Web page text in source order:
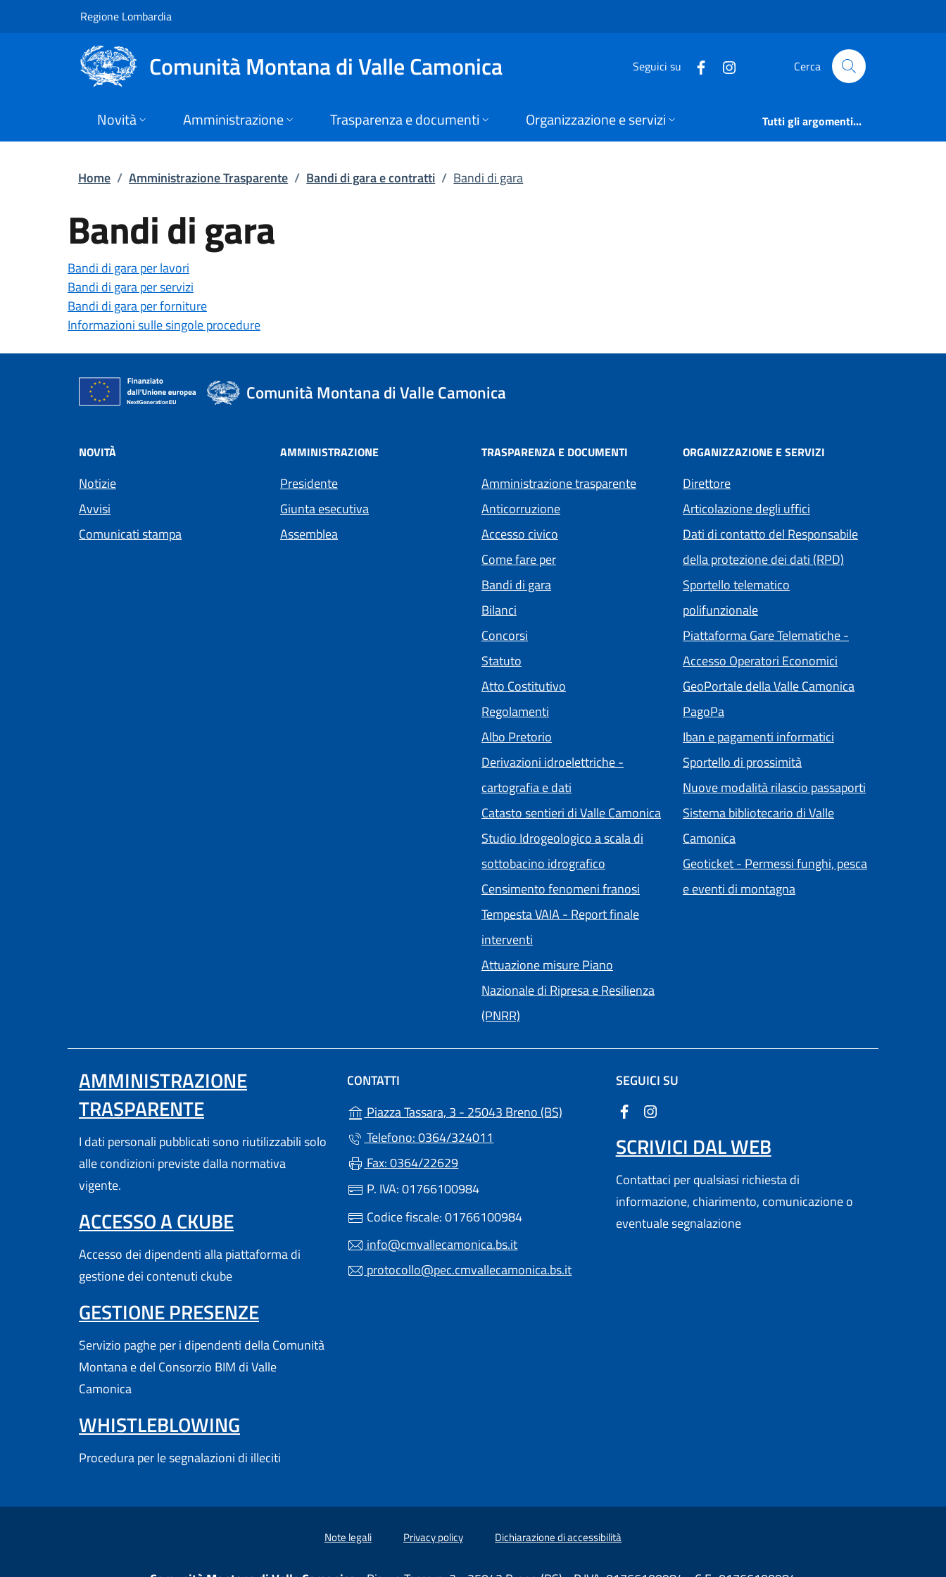
Vai al contenuto principale
Bandi di gara | Bandi di gara e contratti | Amministrazione
Regione Lombardia(apre in un'altra scheda).
Comunità Montana di Valle Camonica Seguici su Cerca
Novità Amministrazione Trasparenza e documenti Organizzazione e servizi Tutti gli argomenti...
Home / Amministrazione Trasparente / Bandi di gara e contratti / Bandi di gara
Bandi di gara
Bandi di gara per lavori
Bandi di gara per servizi
Bandi di gara per forniture
Informazioni sulle singole procedure
Comunità Montana di Valle Camonica
NOVITÀ
Notizie
Avvisi
Comunicati stampa
AMMINISTRAZIONE
Presidente
Giunta esecutiva
Assemblea
TRASPARENZA E DOCUMENTI
Amministrazione trasparente
Anticorruzione
Accesso civico
Come fare per
Bandi di gara
Bilanci
Concorsi
Statuto
Atto Costitutivo (apre in un'altra scheda).
Regolamenti
Albo Pretorio
Derivazioni idroelettriche -
cartografia e dati
Catasto sentieri di Valle Camonica
Studio Idrogeologico a scala di
sottobacino idrografico
Censimento fenomeni franosi
Tempesta VAIA - Report finale
interventi
Attuazione misure Piano
Nazionale di Ripresa e Resilienza
(PNRR)
ORGANIZZAZIONE E SERVIZI
Direttore
Articolazione degli uffici
Dati di contatto del Responsabile
della protezione dei dati (RPD)
Sportello telematico
polifunzionale
Piattaforma Gare Telematiche -
Accesso Operatori Economici
GeoPortale della Valle Camonica
PagoPa
Iban e pagamenti informatici
Sportello di prossimità
Nuove modalità rilascio passaporti
Sistema bibliotecario di Valle
Camonica
Geoticket - Permessi funghi, pesca
e eventi di montagna
AMMINISTRAZIONE
TRASPARENTE
I dati personali pubblicati sono riutilizzabili solo
alle condizioni previste dalla normativa
vigente.
ACCESSO A CKUBE(APRE IN UN'ALTRA SCHEDA).
Accesso dei dipendenti alla piattaforma di
gestione dei contenuti ckube
GESTIONE PRESENZE(APRE IN UN'ALTRA SCHEDA).
Servizio paghe per i dipendenti della Comunità
Montana e del Consorzio BIM di Valle
Camonica
WHISTLEBLOWING
Procedura per le segnalazioni di illeciti
CONTATTI
Piazza Tassara, 3 - 25043 Breno (BS) (apre in un'altra scheda).
Telefono: 0364/324011
Fax: 0364/22629
P. IVA: 01766100984
Codice fiscale: 01766100984
info@cmvallecamonica.bs.it
protocollo@pec.cmvallecamonica.bs.it
SEGUICI SU
SCRIVICI DAL WEB
Contattaci per qualsiasi richiesta di
informazione, chiarimento, comunicazione o
eventuale segnalazione
Note legali Privacy policy Dichiarazione di accessibilità